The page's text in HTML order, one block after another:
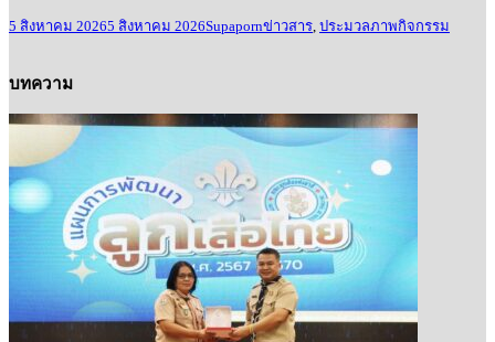
5 สิงหาคม 20265 สิงหาคม 2026Supapornข่าวสาร ประมวลภาพกิจกรรม
บทความ